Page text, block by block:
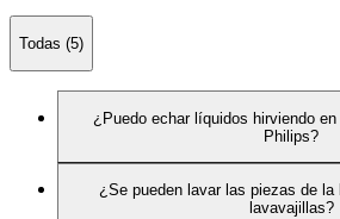
Todas (5)
¿Puedo echar líquidos hirviendo
Philips?
¿Se pueden lavar las piezas de la
lavavajillas?